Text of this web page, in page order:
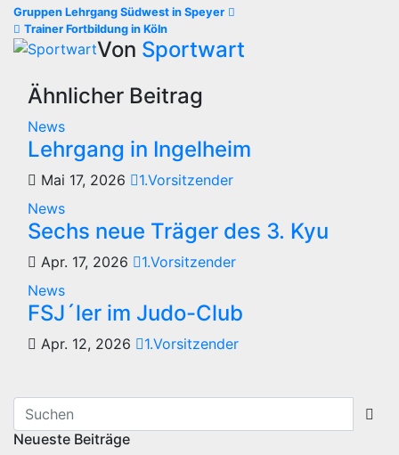
Beitragsnavigation
Gruppen Lehrgang Südwest in Speyer
Trainer Fortbildung in Köln
Von Sportwart
Ähnlicher Beitrag
News
Lehrgang in Ingelheim
Mai 17, 2026
1.Vorsitzender
News
Sechs neue Träger des 3. Kyu
Apr. 17, 2026
1.Vorsitzender
News
FSJ´ler im Judo-Club
Apr. 12, 2026 1.Vorsitzender
Neueste Beiträge